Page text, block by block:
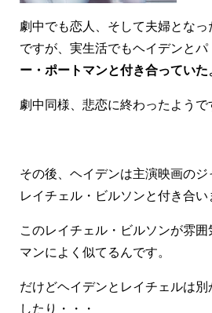
劇中でも恋人、そして夫婦となっ
ですが、実生活でもヘイデンとパ
ー・ポートマンと付き合っていた
劇中同様、悲恋に終わったようで
その後、ヘイデンは主演映画の
レイチェル・ビルソンと付き合い
このレイチェル・ビルソンが雰囲
マンによく似てるんです。
だけどヘイデンとレイチェルは
したり・・・